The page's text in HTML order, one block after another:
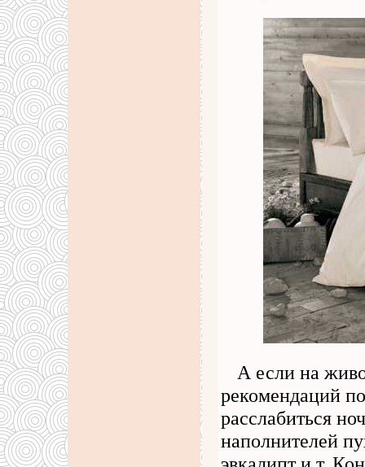
А если на
рекомендаций
расслабиться
наполнителей